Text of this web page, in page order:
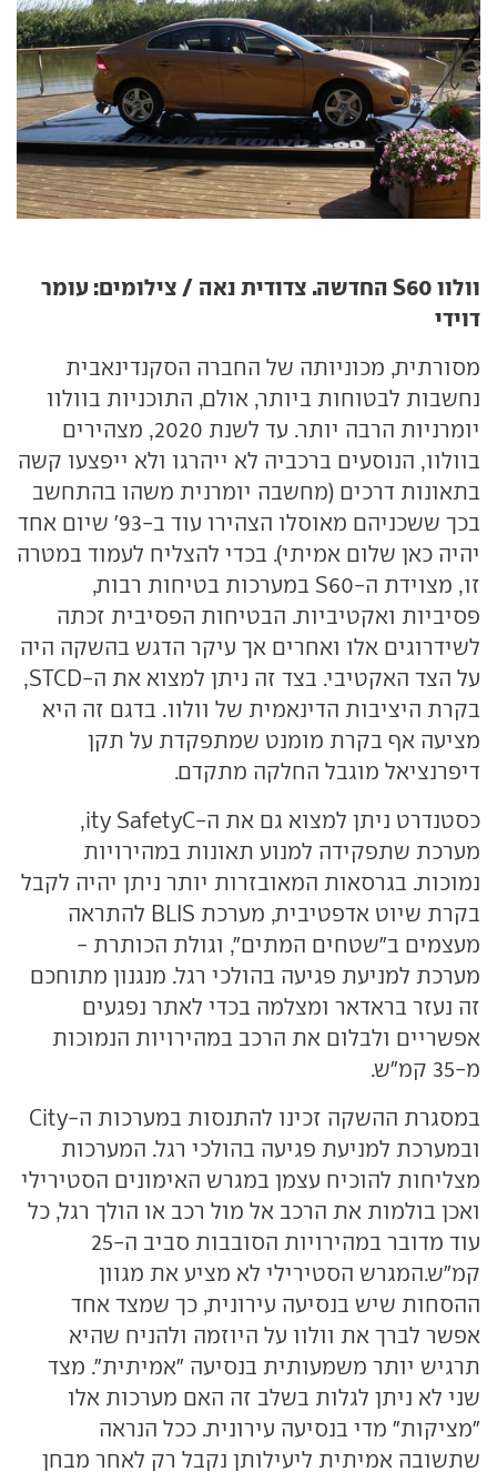
וולוו S60 החדשה. צדודית נאה / צילומים: עומר
דוידי
מסורתית, מכוניותה של החברה הסקנדינאבית
נחשבות לבטוחות ביותר, אולם, התוכניות בוולוו
יומרניות הרבה יותר. עד לשנת 2020, מצהירים
בוולוו, הנוסעים ברכביה לא ייהרגו ולא ייפצעו קשה
בתאונות דרכים (מחשבה יומרנית משהו בהתחשב
בכך ששכניהם מאוסלו הצהירו עוד ב-93' שיום אחד
יהיה כאן שלום אמיתי). בכדי להצליח לעמוד במטרה
זו, מצוידת ה-S60
במערכות בטיחות רבות,
פסיביות ואקטיביות. הבטיחות הפסיבית זכתה
לשידרוגים אלו ואחרים אך עיקר הדגש בהשקה היה
על הצד האקטיבי. בצד זה ניתן למצוא את ה-D
STC
,
בקרת היציבות הדינאמית של וולוו. בדגם זה היא
מציעה אף בקרת מומנט שמתפקדת על תקן
דיפרנציאל מוגבל החלקה מתקדם.
כסטנדרט ניתן למצוא גם את ה-C
ity Safety
,
מערכת שתפקידה למנוע תאונות במהירויות
נמוכות. בגרסאות המאובזרות יותר ניתן יהיה לקבל
בקרת שיוט אדפטיבית, מערכת BLIS להתראה
מעצמים ב"שטחים המתים", וגולת הכותרת -
מערכת למניעת פגיעה בהולכי רגל. מנגנון מתוחכם
זה נעזר בראדאר ומצלמה בכדי לאתר נפגעים
אפשריים ולבלום את הרכב במהירויות הנמוכות
מ-35 קמ"ש.
במסגרת ההשקה זכינו להתנסות במערכות ה-City
ובמערכת למניעת פגיעה בהולכי רגל. המערכות
מצליחות להוכיח עצמן במגרש האימונים הסטירילי
ואכן בולמות את הרכב אל מול רכב או הולך רגל, כל
עוד מדובר במהירויות הסובבות סביב ה-25
קמ"ש.המגרש הסטירילי לא מציע את מגוון
ההסחות שיש בנסיעה עירונית, כך שמצד אחד
אפשר לברך את וולוו על היוזמה ולהניח שהיא
תרגיש יותר משמעותית בנסיעה "אמיתית". מצד
שני לא ניתן לגלות בשלב זה האם מערכות אלו
"מציקות" מדי בנסיעה עירונית. ככל הנראה
שתשובה אמיתית ליעילותן נקבל רק לאחר מבחן